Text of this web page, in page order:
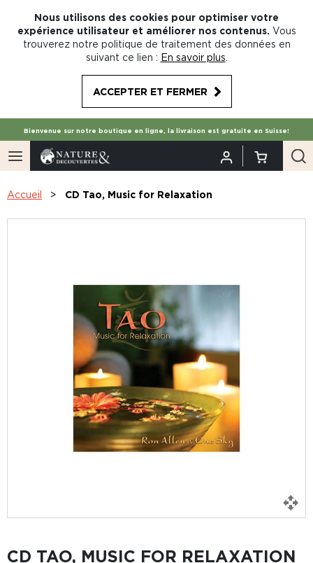
Nous utilisons des cookies pour optimiser votre
expérience utilisateur et améliorer nos contenus. Vous
trouverez notre politique de traitement des données en
suivant ce lien : En savoir plus
ACCEPTER ET FERMER
Bienvenue sur notre boutique en ligne, la livraison est gratuite en Suisse!
Accueil CD Tao, Music for Relaxation
CD TAO, MUSIC FOR RELAXATION